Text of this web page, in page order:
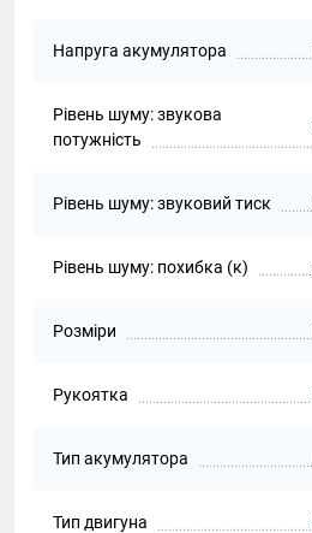
Напруга акумулятора
Рівень шуму: звукова
потужність
Рівень шуму: звуковий тиск
Рівень шуму: похибка (к)
Розміри
Рукоятка
Тип акумулятора
Тип двигуна